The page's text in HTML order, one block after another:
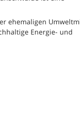
ehemaligen
Energie- und